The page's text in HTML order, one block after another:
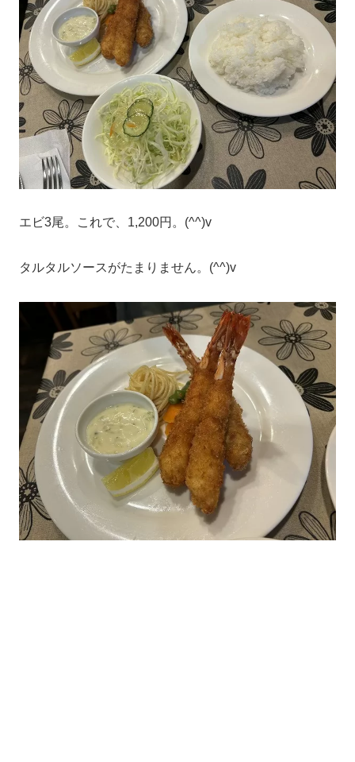
エビ3尾。これで、1,200円。(^^)v
タルタルソースがたまりません。(^^)v